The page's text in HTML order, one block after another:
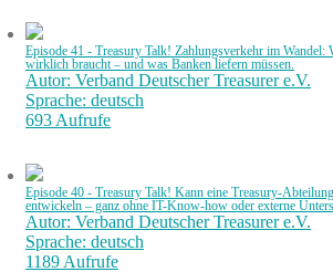
Episode 41 - Treasury Talk! Zahlungsverkehr im Wandel:
wirklich braucht – und was Banken liefern müssen.
Autor: Verband Deutscher Treasurer e.V.
Sprache: deutsch
693 Aufrufe
Episode 40 - Treasury Talk! Kann eine Treasury-
entwickeln – ganz ohne IT-Know-how oder externe
Autor: Verband Deutscher Treasurer e.V.
Sprache: deutsch
1189 Aufrufe